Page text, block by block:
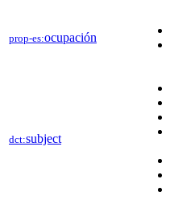
prop-es:ocupación
dct:subject